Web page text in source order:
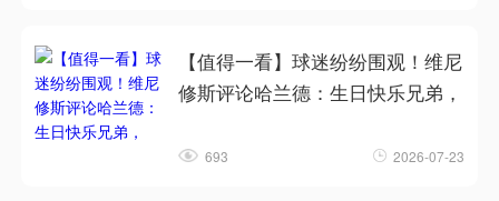
【值得一看】球迷纷纷围观！维尼
修斯评论哈兰德：生日快乐兄弟，
693 2026-07-23